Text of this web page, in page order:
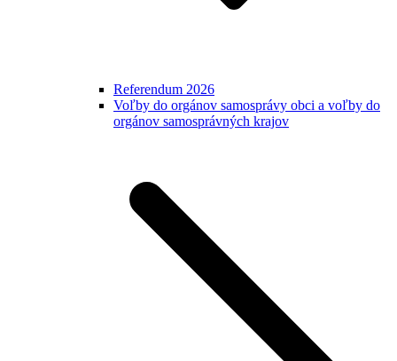
Referendum 2026
Voľby do orgánov samosprávy obci a voľby do
orgánov samosprávných krajov